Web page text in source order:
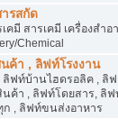
รสกัด
มี สารเคมี เครื่องสำอ
Chemical
ค้า , ลิฟท์โรงงาน
ฟท์บ้านไฮดรอลิค , ลิ
ค้า , ลิฟท์โดยสาร, ลิ
ก , ลิฟท์ขนส่งอาหาร